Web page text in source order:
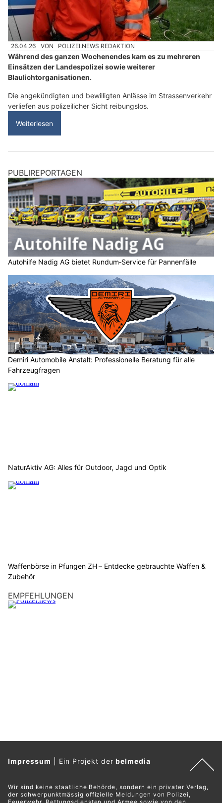
26.04.26 VON POLIZEI.NEWS REDAKTION
Während des ganzen Wochenendes kam es zu mehreren
Einsätzen der Landespolizei sowie weiterer
Blaulichtorganisationen.
Die angekündigten und bewilligten Anlässe im Strassenverkehr
verliefen aus polizeilicher Sicht reibungslos.
Weiterlesen
PUBLIREPORTAGEN
Autohilfe Nadig AG bietet Rundum‑Service für Pannenfälle
Demiri Automobile Anstalt: Professionelle Beratung für alle
Fahrzeugfragen
NaturAktiv AG: Alles für Outdoor, Jagd und Optik
Waffenbörse in Pfungen ZH – Entdecke gebrauchte Waffen &
Zubehör
EMPFEHLUNGEN
Impressum Ein Projekt derbelmedia
Wir sind keine staatliche Behörde, sondern ein privater Verlag,
der schwerpunktmässig offizielle Meldungen von Polizei,